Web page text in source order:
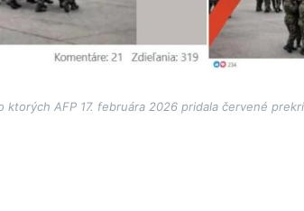
AFP 17. februára 2026 pridala červené